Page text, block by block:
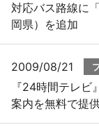
対応バス路線に
岡県）を追加
2009/08/21
『24時間テレビ
案内を無料で提